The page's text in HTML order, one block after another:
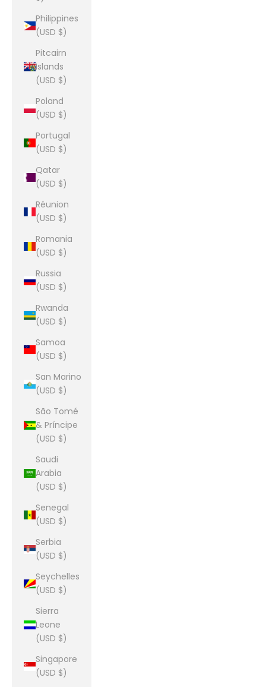
Philippines
(USD $)
Pitcairn
Islands
(USD $)
Poland
(USD $)
Portugal
(USD $)
Qatar
(USD $)
Réunion
(USD $)
Romania
(USD $)
Russia
(USD $)
Rwanda
(USD $)
Samoa
(USD $)
San Marino
(USD $)
São Tomé
& Príncipe
(USD $)
Saudi
Arabia
(USD $)
Senegal
(USD $)
Serbia
(USD $)
Seychelles
(USD $)
Sierra
Leone
(USD $)
Singapore
(USD $)